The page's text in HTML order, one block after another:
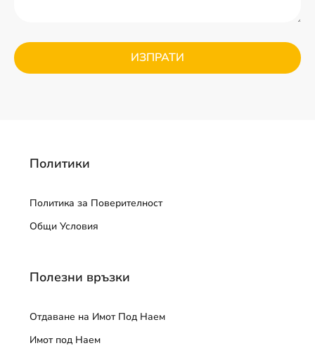
Политики
Политика за Поверителност
Общи Условия
Полезни връзки
Отдаване на Имот Под Наем
Имот под Наем